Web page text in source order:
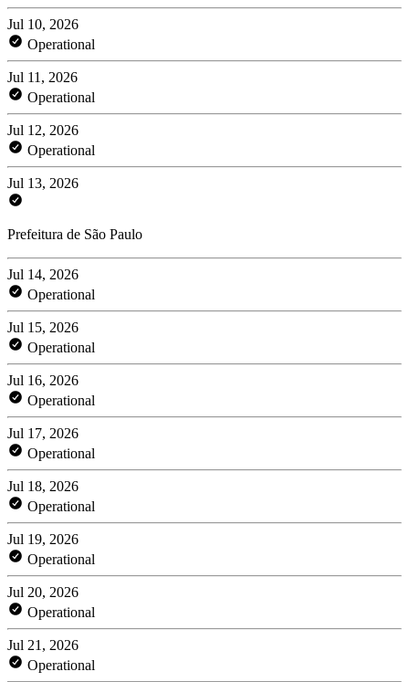
Jul 10, 2026
Operational
Jul 11, 2026
Operational
Jul 12, 2026
Operational
Jul 13, 2026
Prefeitura de São Paulo
Jul 14, 2026
Operational
Jul 15, 2026
Operational
Jul 16, 2026
Operational
Jul 17, 2026
Operational
Jul 18, 2026
Operational
Jul 19, 2026
Operational
Jul 20, 2026
Operational
Jul 21, 2026
Operational